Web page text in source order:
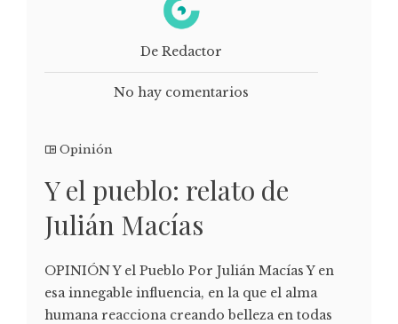
De Redactor
No hay comentarios
Opinión
Y el pueblo: relato de
Julián Macías
OPINIÓN Y el Pueblo Por Julián Macías Y en
esa innegable influencia, en la que el alma
humana reacciona creando belleza en todas